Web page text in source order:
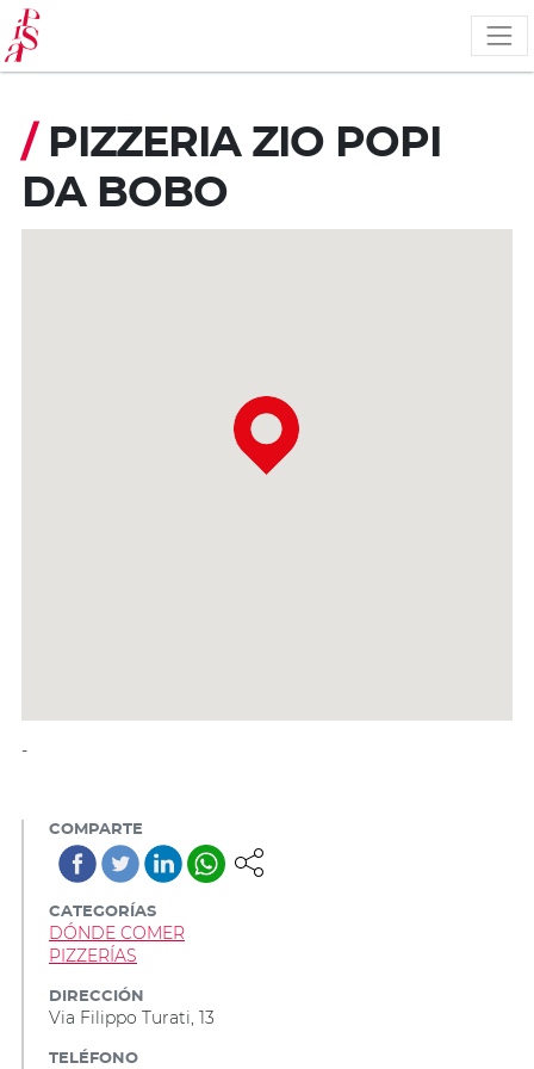
Pasar
al
contenido
principal
/ PIZZERIA ZIO POPI
DA BOBO
-
COMPARTE
CATEGORÍAS
DÓNDE COMER
PIZZERÍAS
DIRECCIÓN
Via Filippo Turati, 13
TELÉFONO